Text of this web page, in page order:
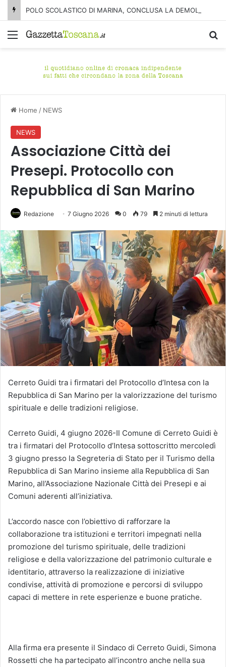
Menu
Home / NEWS
NEWS
Associazione Città dei
Presepi. Protocollo con
Repubblica di San Marino
Redazione 7 Giugno 2026 0 79 2 minuti di lettura
Cerreto Guidi tra i firmatari del Protocollo d’Intesa con la
Repubblica di San Marino per la valorizzazione del turismo
spirituale e delle tradizioni religiose.
Cerreto Guidi, 4 giugno 2026-Il Comune di Cerreto Guidi è
tra i firmatari del Protocollo d’Intesa sottoscritto mercoledì
3 giugno presso la Segreteria di Stato per il Turismo della
Repubblica di San Marino insieme alla Repubblica di San
Marino, all’Associazione Nazionale Città dei Presepi e ai
Comuni aderenti all’iniziativa.
L’accordo nasce con l’obiettivo di rafforzare la
collaborazione tra istituzioni e territori impegnati nella
promozione del turismo spirituale, delle tradizioni
religiose e della valorizzazione del patrimonio culturale e
identitario, attraverso la realizzazione di iniziative
condivise, attività di promozione e percorsi di sviluppo
capaci di mettere in rete esperienze e buone pratiche.
Alla firma era presente il Sindaco di Cerreto Guidi, Simona
Rossetti che ha partecipato all’incontro anche nella sua